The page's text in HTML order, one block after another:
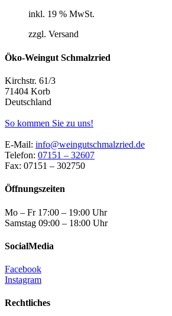
inkl. 19 % MwSt.
zzgl. Versand
Öko-Weingut Schmalzried
Kirchstr. 61/3
71404 Korb
Deutschland
So kommen Sie zu uns!
E-Mail: info@weingutschmalzried.de
Telefon: 07151 – 32607
Fax: 07151 – 302750
Öffnungszeiten
Mo – Fr 17:00 – 19:00 Uhr
Samstag 09:00 – 18:00 Uhr
SocialMedia
Facebook
Instagram
Rechtliches